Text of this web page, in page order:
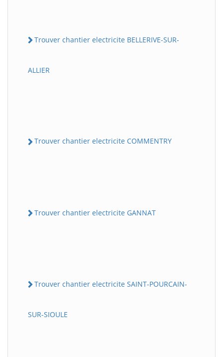
Trouver chantier electricite BELLERIVE-SUR-
ALLIER
Trouver chantier electricite COMMENTRY
Trouver chantier electricite GANNAT
Trouver chantier electricite SAINT-POURCAIN-
SUR-SIOULE